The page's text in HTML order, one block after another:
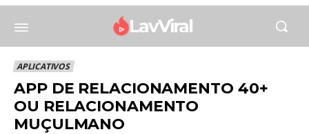
LavViral
APLICATIVOS
APP DE RELACIONAMENTO 40+
OU RELACIONAMENTO
MUÇULMANO